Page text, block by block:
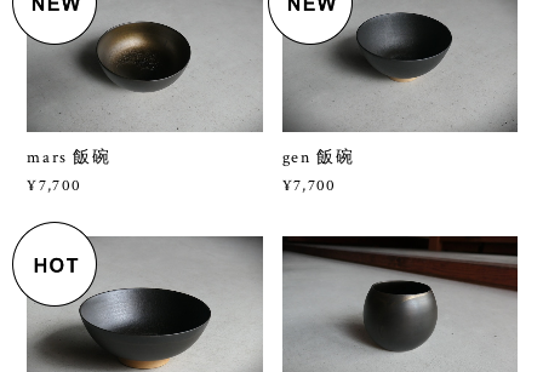
mars 飯碗
¥7,700
gen 飯碗
¥7,700